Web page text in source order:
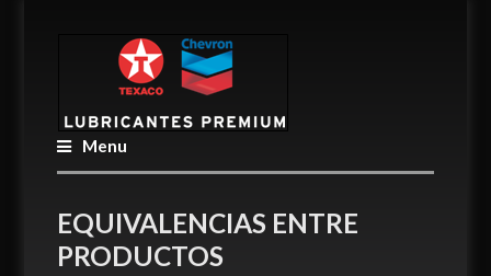
Menu
EQUIVALENCIAS ENTRE
PRODUCTOS